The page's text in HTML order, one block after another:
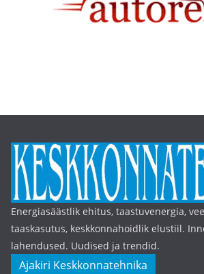
Energiasäästlik ehitus, taastuvenergia,
taaskasutus, keskkonnahoidlik elustiil.
lahendused. Uudised ja trendid.
Ajakiri Keskkonnatehnika